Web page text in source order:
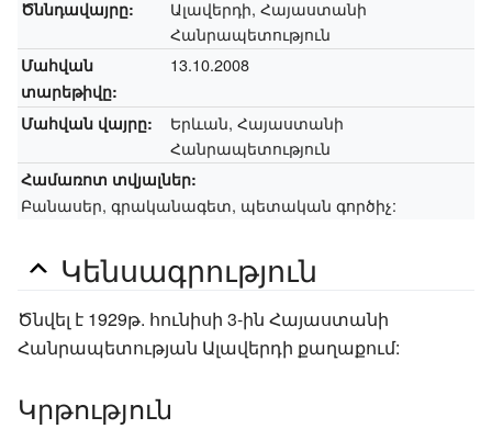
Ծննդավայրը:
Ալավերդի, Հայաստանի
Հանրապետություն
Մահվան
տարեթիվը:
13.10.2008
Մահվան վայրը:
Երևան, Հայաստանի
Հանրապետություն
Համառոտ տվյալներ:
Բանասեր, գրականագետ, պետական գործիչ:
Կենսագրություն
Ծնվել է 1929թ. հունիսի 3-ին Հայաստանի
Հանրապետության Ալավերդի քաղաքում:
Կրթություն